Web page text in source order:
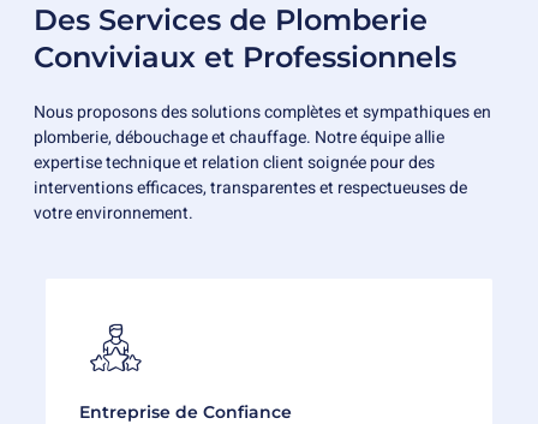
Des Services de Plomberie
Conviviaux et Professionnels
Nous proposons des solutions complètes et sympathiques en
plomberie, débouchage et chauffage. Notre équipe allie
expertise technique et relation client soignée pour des
interventions efficaces, transparentes et respectueuses de
votre environnement.
Entreprise de Confiance